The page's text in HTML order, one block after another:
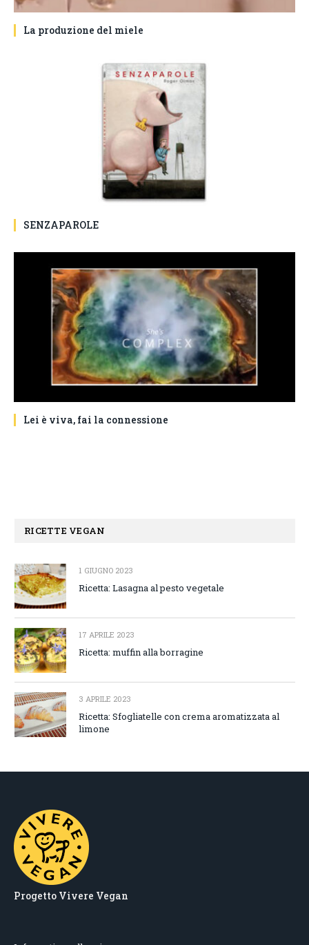
La produzione del miele
SENZAPAROLE
Lei è viva, fai la connessione
RICETTE VEGAN
1 GIUGNO 2023
Ricetta: Lasagna al pesto vegetale
17 APRILE 2023
Ricetta: muffin alla borragine
3 APRILE 2023
Ricetta: Sfogliatelle con crema aromatizzata al
limone
Progetto Vivere Vegan